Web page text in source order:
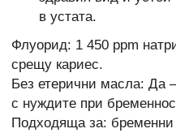
в устата.
Флуорид: 1 450 ppm
срещу кариес.
Без етерични масла: Да
с нуждите при
Подходяща за: